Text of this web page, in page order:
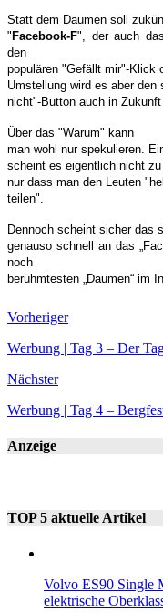
Statt dem Daumen soll
" Facebook-F", der auch
den
populären "Gefällt mir"-Klick
Umstellung wird es aber
nicht"-Button auch in
Über das "Warum" kann
man wohl nur spekulieren.
scheint es eigentlich nicht zu
nur dass man den Leuten
teilen".
Dennoch scheint sicher das
genauso schnell an das
noch
berühmtesten „Daumen“ im
Vorheriger
Werbung | Tag 3 – Der
Nächster
Werbung | Tag 4 –
Anzeige
TOP 5 aktuelle Artikel
Volvo ES90 Single
elektrische